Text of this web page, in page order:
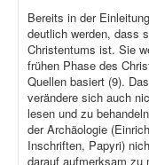
Bereits in der
deutlich werden, dass
Christentums ist. Sie
frühen Phase des
Quellen basiert (9).
verändere sich auch
lesen und zu
der Archäologie
Inschriften, Papyri)
darauf aufmerksam zu